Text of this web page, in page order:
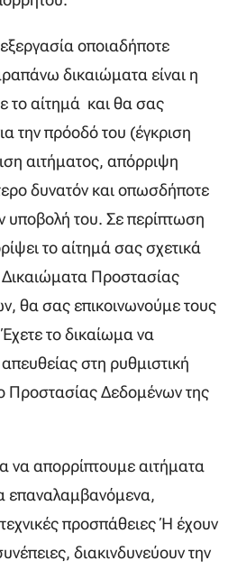
οποιαδήποτε
δικαιώματα είναι η
το αίτημά και θα σας
την πρόοδό του (έγκριση
αιτήματος, απόρριψη
δυνατόν και οπωσδήποτε
υποβολή του. Σε περίπτωση
το αίτημά σας σχετικά
Προστασίας
θα σας επικοινωνούμε τους
το δικαίωμα να
στη ρυθμιστική
Προστασίας Δεδομένων της
να απορρίπτουμε αιτήματα
επαναλαμβανόμενα,
προσπάθειες ή έχουν
διακινδυνεύουν την